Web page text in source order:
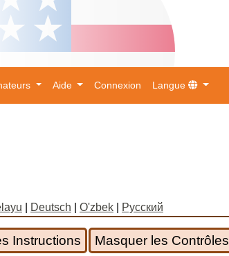
Aide Connexion Langue
Deutsch O'zbek Русский
Instructions Masquer les Contrôles